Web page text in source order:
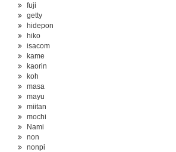
fuji
getty
hidepon
hiko
isacom
kame
kaorin
koh
masa
mayu
miitan
mochi
Nami
non
nonpi